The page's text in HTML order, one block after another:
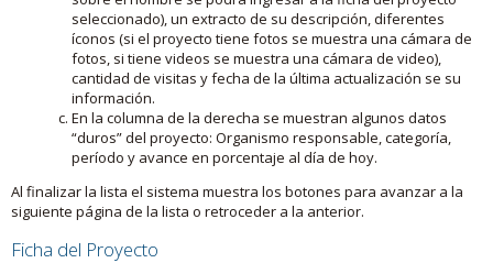
seleccionado), un extracto de su descripción, diferentes
íconos (si el proyecto tiene fotos se muestra una cámara de
fotos, si tiene videos se muestra una cámara de video),
cantidad de visitas y fecha de la última actualización se su
información.
En la columna de la derecha se muestran algunos datos
“duros” del proyecto: Organismo responsable, categoría,
período y avance en porcentaje al día de hoy.
Al finalizar la lista el sistema muestra los botones para avanzar a la
siguiente página de la lista o retroceder a la anterior.
Ficha del Proyecto